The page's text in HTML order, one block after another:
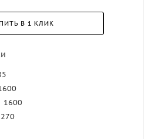
В 1 КЛИК
1600
270